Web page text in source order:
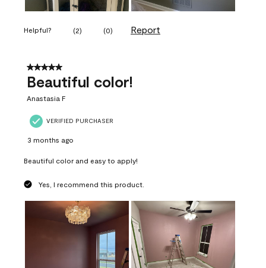
Helpful? (2) (0) Report
5 out of 5 stars.
Beautiful color!
Anastasia F
VERIFIED PURCHASER
3 months ago
Beautiful color and easy to apply!
Yes, I recommend this product.